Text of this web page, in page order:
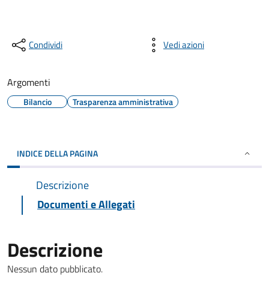
Condividi Vedi azioni
Argomenti
Bilancio Trasparenza amministrativa
INDICE DELLA PAGINA
Descrizione
Documenti e Allegati
Descrizione
Nessun dato pubblicato.